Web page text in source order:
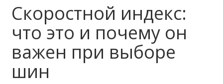
Скоростной индекс:
что это и почему он
важен при выборе
шин